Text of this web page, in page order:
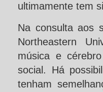
ultimamente tem
Na consulta aos
Northeastern
música e
social. Há
tenham